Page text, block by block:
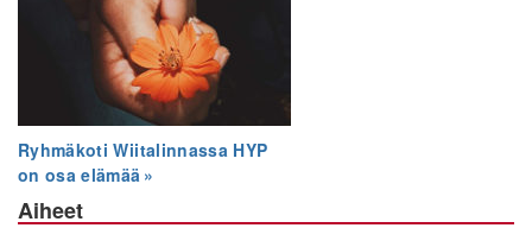
Ryhmäkoti Wiitalinnassa HYP
on osa elämää
Aiheet